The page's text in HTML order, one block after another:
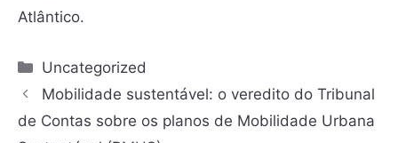
Atlântico.
Uncategorized
Mobilidade sustentável: o veredito do Tribunal
de Contas sobre os planos de Mobilidade Urbana